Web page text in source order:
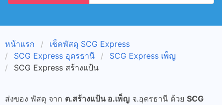
หน้าแรก
เช็คพัสดุ SCG Express
SCG Express อุดรธานี
SCG Express เพ็ญ
SCG Express สร้างแป้น
ส่งของ พัสดุ จาก ต.สร้างแป้น อ.เพ็ญ จ.อุดรธานี ด้วย SCG